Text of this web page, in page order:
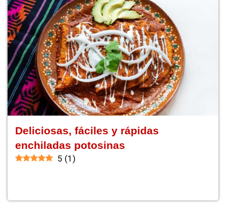
Deliciosas, fáciles y rápidas
enchiladas potosinas
5 (1 )